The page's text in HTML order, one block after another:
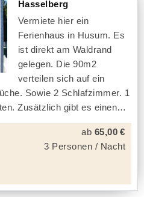
Hasselberg
Vermiete hier ein
Ferienhaus in Husum. Es
ist direkt am Waldrand
gelegen. Die 90m2
verteilen sich auf ein
Sowie 2 Schlafzimmer. 1
Zusätzlich gibt es einen
ab 65,00 €
3 Personen / Nacht